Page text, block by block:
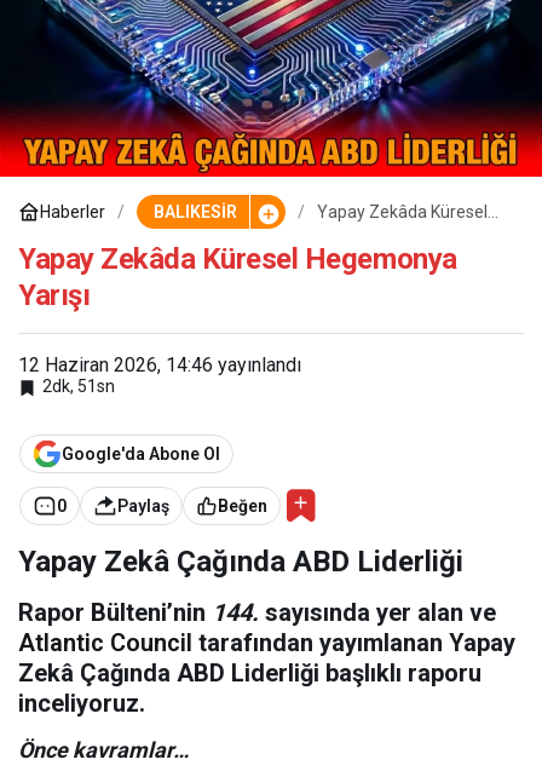
Haberler BALIKESİR
Yapay Zekâda Küresel
Yapay Zekâda Küresel Hegemonya
Yarışı
12 Haziran 2026, 14:46 yayınlandı
2dk, 51sn
Google'da Abone Ol
0 Paylaş Beğen
Yapay Zekâ Çağında ABD Liderliği
Rapor Bülteni’nin 144. sayısında yer alan ve
Atlantic Council tarafından yayımlanan Yapay
Zekâ Çağında ABD Liderliği başlıklı raporu
inceliyoruz.
Önce kavramlar…